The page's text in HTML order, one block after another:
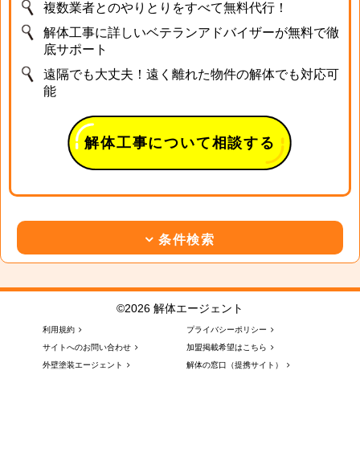
複数業者とのやりとりをすべて無料代行！
解体工事に詳しいベテランアドバイザーが無料で徹
底サポート
遠隔でも大丈夫！遠く離れた物件の解体でも対応可
能
解体工事について相談する
条件検索
©2026 解体エージェント
利用規約
プライバシーポリシー
サイトへのお問い合わせ
加盟掲載希望はこちら
外壁塗装エージェント
解体の窓口（提携サイト）